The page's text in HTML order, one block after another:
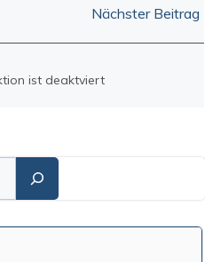
Nächster Beitrag
ist deaktviert